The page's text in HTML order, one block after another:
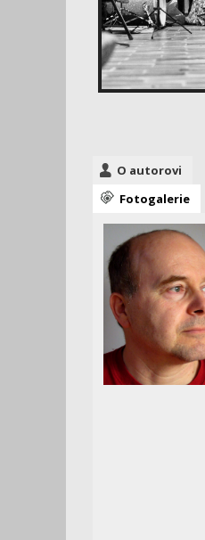
O autorovi
Fotogalerie